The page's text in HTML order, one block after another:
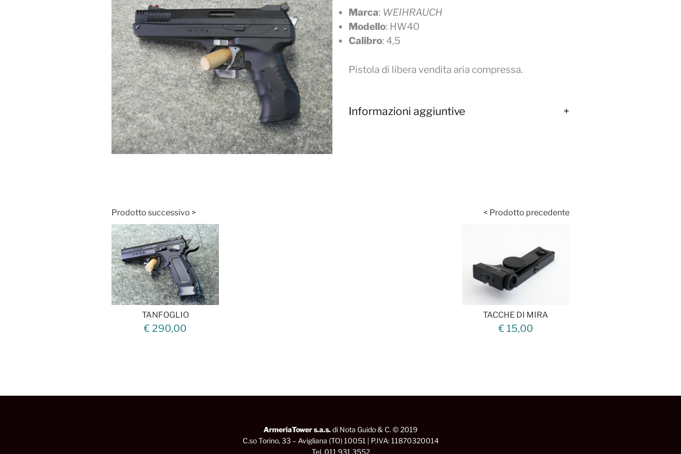
Marca: WEIHRAUCH
Modello: HW40
Calibro: 4,5
Pistola di libera vendita aria compressa.
Informazioni aggiuntive
Prodotto successivo >
TANFOGLIO
€ 290,00
< Prodotto precedente
TACCHE DI MIRA
€ 15,00
ArmeriaTower s.a.s.di Nota Guido & C. © 2019
C.so Torino, 33 – Avigliana (TO) 10051 | P.IVA: 11870320014
Tel. 011 931 3552